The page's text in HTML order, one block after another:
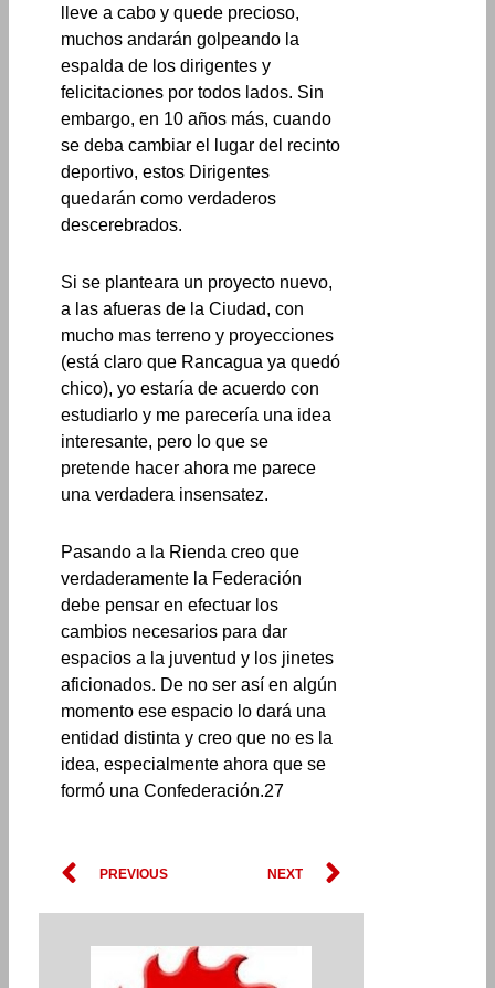
lleve a cabo y quede precioso,
muchos andarán golpeando la
espalda de los dirigentes y
felicitaciones por todos lados. Sin
embargo, en 10 años más, cuando
se deba cambiar el lugar del recinto
deportivo, estos Dirigentes
quedarán como verdaderos
descerebrados.
Si se planteara un proyecto nuevo,
a las afueras de la Ciudad, con
mucho mas terreno y proyecciones
(está claro que Rancagua ya quedó
chico), yo estaría de acuerdo con
estudiarlo y me parecería una idea
interesante, pero lo que se
pretende hacer ahora me parece
una verdadera insensatez.
Pasando a la Rienda creo que
verdaderamente la Federación
debe pensar en efectuar los
cambios necesarios para dar
espacios a la juventud y los jinetes
aficionados. De no ser así en algún
momento ese espacio lo dará una
entidad distinta y creo que no es la
idea, especialmente ahora que se
formó una Confederación.27
Prev
PREVIOUS NEXT